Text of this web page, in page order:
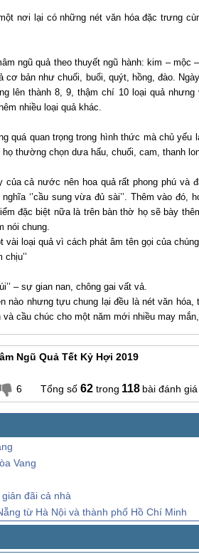
nơi lại có những nét văn hóa đặc trưng
ngũ quả theo thuyết ngũ hành: kim –
cơ bản như chuối, buổi, quýt, hồng, đào.
lên thành 8, 9, thậm chí 10 loại quả
nhiều loại quả khác.
quá quan trọng trong hình thức mà chủ
thường chọn dưa hấu, chuối, cam, thanh
cả nước nên hoa quả rất phong phú và
‘’cầu sung vừa đủ sài’’. Thêm vào
đặc biệt nữa là trên bàn thờ họ sẽ bày
nói chung.
loại quả vì cách phát âm tên gọi của
– sự gian nan, chông gai vất vả.
nào nhưng tựu chung lại đều là nét văn
cầu chúc cho một năm mới nhiều may
Ngũ Quả Tết Kỷ Hợi 2019
6 62 118 bài đánh giá
Vang
đãi cả nhà
từ Hà Nội và thành phố Hồ Chí Minh